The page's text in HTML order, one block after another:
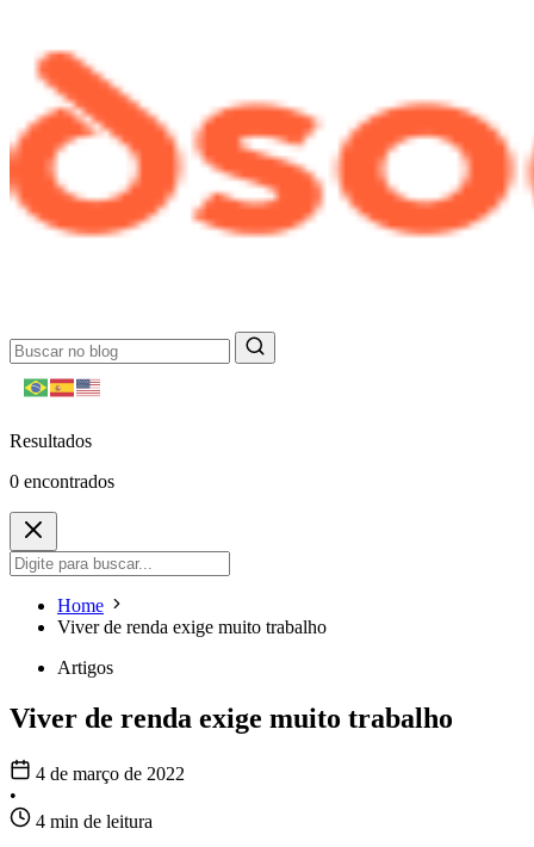
Resultados
0 encontrados
Home
Viver de renda exige muito trabalho
Artigos
Viver de renda exige muito trabalho
4 de março de 2022
•
4 min de leitura